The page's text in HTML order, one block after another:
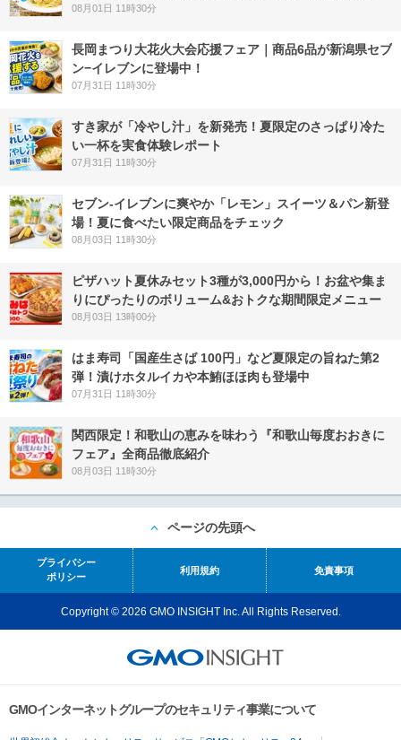
08月01日 11時30分
長岡まつり大花火大会応援フェア｜商品6品が新潟県セブ
ン−イレブンに登場中！
07月31日 11時30分
すき家が「冷やし汁」を新発売！夏限定のさっぱり冷た
い一杯を実食体験レポート
07月31日 11時30分
セブン‐イレブンに爽やか「レモン」スイーツ＆パン新登
場！夏に食べたい限定商品をチェック
08月03日 11時30分
ピザハット夏休みセット3種が3,000円から！お盆や集ま
りにぴったりのボリューム&おトクな期間限定メニュー
08月03日 13時00分
はま寿司「国産生さば 100円」など夏限定の旨ねた第2
弾！漬けホタルイカや本鮪ほほ肉も登場中
07月31日 11時30分
関西限定！和歌山の恵みを味わう『和歌山毎度おおきに
フェア』全商品徹底紹介
08月03日 11時30分
ページの先頭へ
プライバシー
ポリシー
利用規約 免責事項
Copyright © 2026 GMO INSIGHT Inc. All Rights Reserved.
GMOインターネットグループのセキュリティ事業について